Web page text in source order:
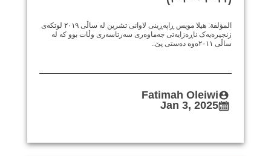
المؤلفة: هيلا مويس ڕاپەڕینی لاوانی تشرین لە ساڵی ٢٠١٩ لوتکەی
زنجیرەیەک ناڕەزایەتی جەماوەری سەرتاسەری وڵات بوو کە لە
ساڵی ٢٠١١ەوە دەستی پێ..
Fatimah Oleiwi
Jan 3, 2025